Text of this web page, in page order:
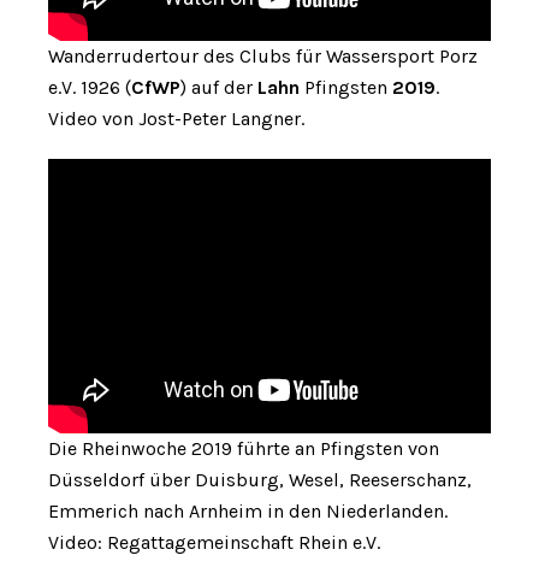
Wanderrudertour des Clubs für Wassersport Porz
e.V. 1926 (CfWP) auf der Lahn Pfingsten 2019.
Video von Jost-Peter Langner.
Die Rheinwoche 2019 führte an Pfingsten von
Düsseldorf über Duisburg, Wesel, Reeserschanz,
Emmerich nach Arnheim in den Niederlanden.
Video: Regattagemeinschaft Rhein e.V.